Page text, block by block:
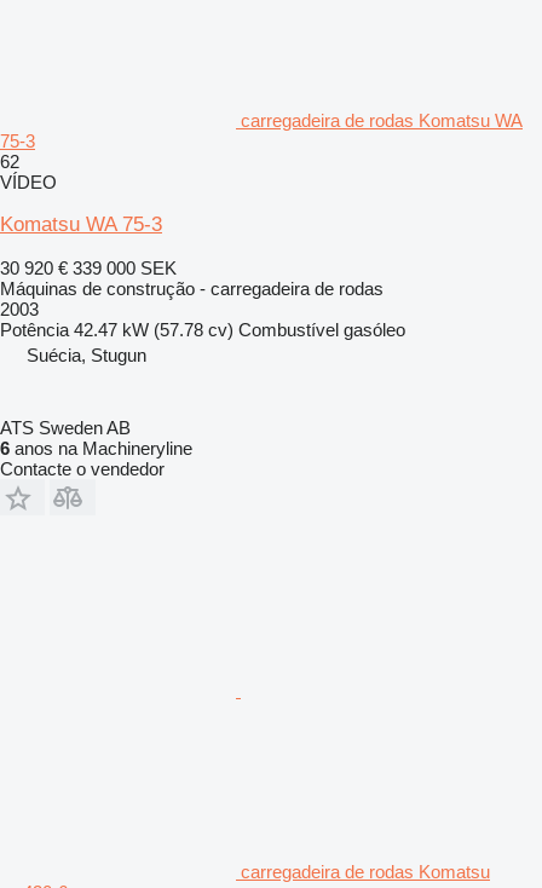
carregadeira de rodas Komatsu WA
75-3
62
VÍDEO
Komatsu WA 75-3
30 920 € 339 000 SEK
Máquinas de construção - carregadeira de rodas
2003
Potência 42.47 kW (57.78 cv) Combustível gasóleo
Suécia, Stugun
ATS Sweden AB
6 anos na Machineryline
Contacte o vendedor
carregadeira de rodas Komatsu